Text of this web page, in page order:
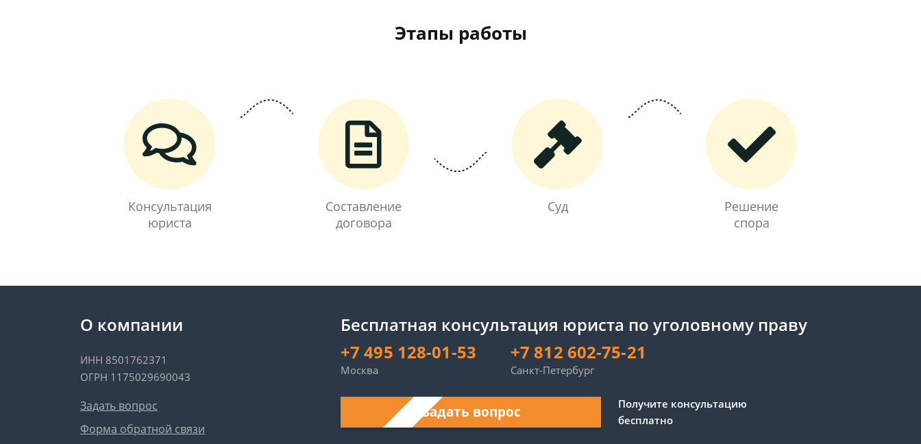
Этапы работы
Консультация
юриста
Составление
договора
Суд
Решение
спора
О компании
ИНН 8501762371
ОГРН 1175029690043
Задать вопрос
Форма обратной связи
Бесплатная консультация юриста по уголовному праву
+7 495 128-01-53
Москва
+7 812 602-75-21
Санкт-Петербург
Задать вопрос
Получите консультацию
бесплатно